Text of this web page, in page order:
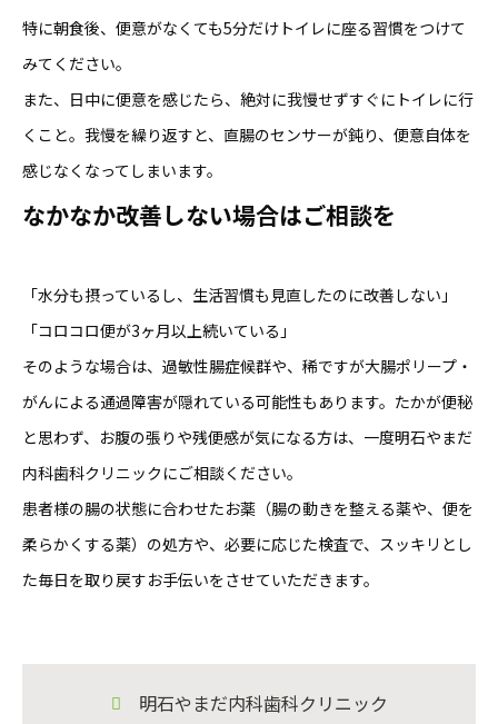
特に朝食後、便意がなくても5分だけトイレに座る習慣をつけて
みてください。
また、日中に便意を感じたら、絶対に我慢せずすぐにトイレに行
くこと。我慢を繰り返すと、直腸のセンサーが鈍り、便意自体を
感じなくなってしまいます。
なかなか改善しない場合はご相談を
「水分も摂っているし、生活習慣も見直したのに改善しない」
「コロコロ便が3ヶ月以上続いている」
そのような場合は、過敏性腸症候群や、稀ですが大腸ポリープ・
がんによる通過障害が隠れている可能性もあります。たかが便秘
と思わず、お腹の張りや残便感が気になる方は、一度明石やまだ
内科歯科クリニックにご相談ください。
患者様の腸の状態に合わせたお薬（腸の動きを整える薬や、便を
柔らかくする薬）の処方や、必要に応じた検査で、スッキリとし
た毎日を取り戻すお手伝いをさせていただきます。
明石やまだ内科歯科クリニック